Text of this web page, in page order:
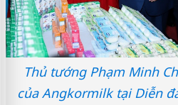
Thủ tướng Phạm Minh
của Angkormilk tại Diễn